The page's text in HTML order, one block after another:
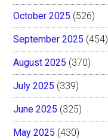
October 2025 (526)
September 2025 (454)
August 2025 (370)
July 2025 (339)
June 2025 (325)
May 2025 (430)